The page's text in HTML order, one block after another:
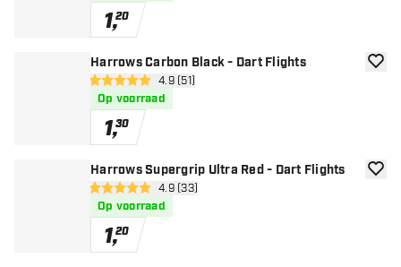
1,20
Harrows Carbon Black - Dart Flights
open reviews drawer
4.9 score sterren4.9 (51)
Op voorraad
1,30
Harrows Supergrip Ultra Red - Dart Flights
open reviews drawer
4.9 score sterren4.9 (33)
Op voorraad
1,20